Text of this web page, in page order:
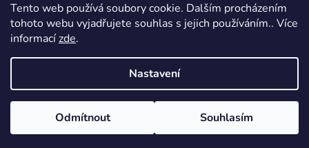
Tento web používá soubory cookie. Dalším procházením
tohoto webu vyjadřujete souhlas s jejich používáním.. Více
informacízde.
Nastavení
Odmítnout Souhlasím
PŘIHLÁSIT SE
Vytvořil Shoptet
Nastavil tým EshopyUmíme.cz
Copyright 2026Punkrock.cz/PHR Records. Všechna
práva vyhrazena.